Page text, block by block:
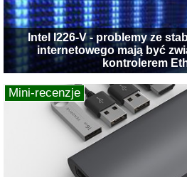
Intel I226-V - problemy ze
internetowego mają być
kontrolerem
Mini-recenzje